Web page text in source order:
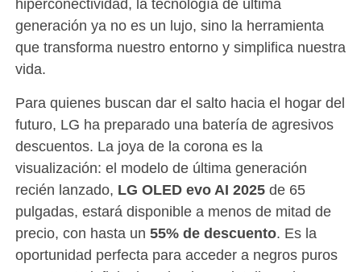
hiperconectividad, la tecnología de última
generación ya no es un lujo, sino la herramienta
que transforma nuestro entorno y simplifica nuestra
vida.
Para quienes buscan dar el salto hacia el hogar del
futuro, LG ha preparado una batería de agresivos
descuentos. La joya de la corona es la
visualización: el modelo de última generación
recién lanzado, LG OLED evo AI 2025de 65
pulgadas, estará disponible a menos de mitad de
precio, con hasta un 55% de descuento. Es la
oportunidad perfecta para acceder a negros puros